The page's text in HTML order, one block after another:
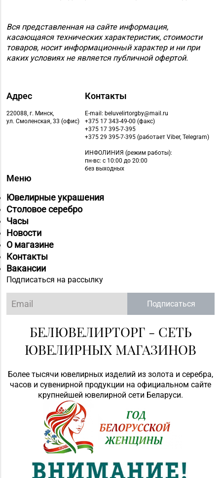
Вся представленная на сайте информация,
касающаяся технических характеристик, стоимости
товаров, носит информационный характер и ни при
каких условиях не является публичной офертой.
Адрес
220088, г. Минск,
ул. Смоленская, 33 (офис)
Контакты
E-mail: beluvelirtorgby@mail.ru
+375 17 343-49-00 (факс)
+375 17 395-7-395
+375 29 395-7-395 (работает Viber, Telegram)
ИНФОЛИНИЯ (режим работы):
пн-вс: с 10:00 до 20:00
без выходных
Меню
Ювелирные украшения
Столовое серебро
Часы
Новости
О магазине
Контакты
Вакансии
Подписаться на рассылку
Подписаться
БЕЛЮВЕЛИРТОРГ - СЕТЬ
ЮВЕЛИРНЫХ МАГАЗИНОВ
Более тысячи ювелирных изделий из золота и серебра,
часов и сувенирной продукции на официальном сайте
крупнейшей ювелирной сети Беларуси.